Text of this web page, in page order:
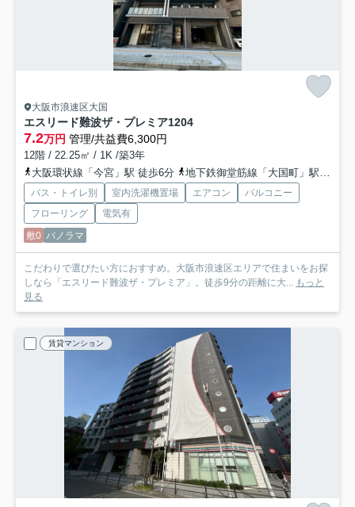
大阪市浪速区大国
エスリード難波ザ・プレミア1204
7.2万円 管理/共益費6,300円
12階 / 22.25㎡ / 1K /築3年
大阪環状線「今宮」駅 徒歩6分
地下鉄御堂筋線「大国町」駅 徒歩6分
バス・トイレ別 室内洗濯機置場 エアコン
バルコニー
フローリング
電気有
敷0 パノラマ
こだわりで選びたい方におすすめ。大阪市浪速区エリアで住まいをお探
しなら「エスリード難波ザ・プレミア」。徒歩9分の距離に大...
もっと
見る
賃貸マンション